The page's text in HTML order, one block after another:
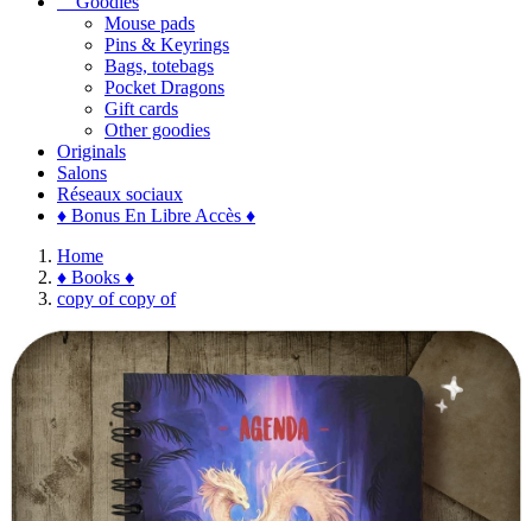
Mouse pads
Pins & Keyrings
Bags, totebags
Pocket Dragons
Gift cards
Other goodies
Originals
Salons
Réseaux sociaux
♦ Bonus En Libre Accès ♦
Home
♦ Books ♦
copy of copy of